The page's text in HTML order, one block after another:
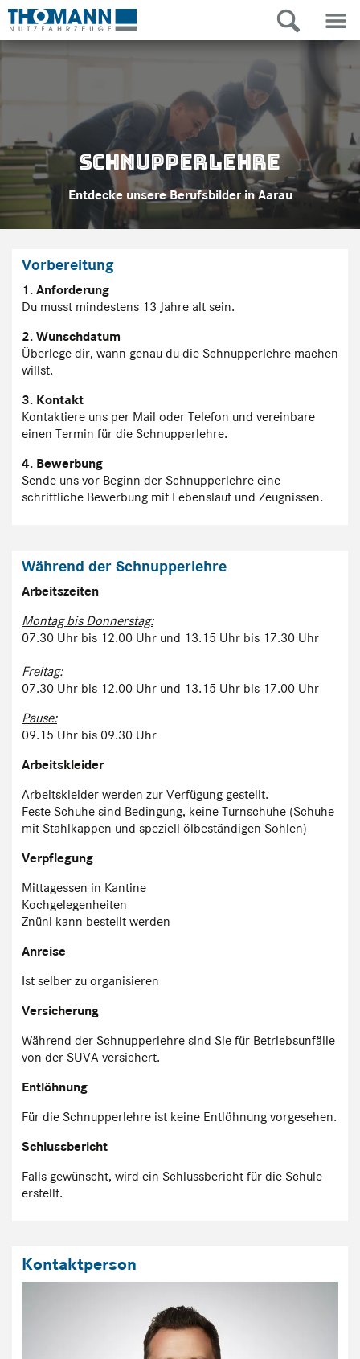
Schnupperlehre
Entdecke unsere Berufsbilder in Aarau
Vorbereitung
1. Anforderung
Du musst mindestens 13 Jahre alt sein.
2. Wunschdatum
Überlege dir, wann genau du die Schnupperlehre machen
willst.
3. Kontakt
Kontaktiere uns per Mail oder Telefon und vereinbare
einen Termin für die Schnupperlehre.
4. Bewerbung
Sende uns vor Beginn der Schnupperlehre eine
schriftliche Bewerbung mit Lebenslauf und Zeugnissen.
Während der Schnupperlehre
Arbeitszeiten
Montag bis Donnerstag:
07.30 Uhr bis 12.00 Uhr und 13.15 Uhr bis 17.30 Uhr
Freitag:
07.30 Uhr bis 12.00 Uhr und 13.15 Uhr bis 17.00 Uhr
Pause:
09.15 Uhr bis 09.30 Uhr
Arbeitskleider
Arbeitskleider werden zur Verfügung gestellt.
Feste Schuhe sind Bedingung, keine Turnschuhe (Schuhe
mit Stahlkappen und speziell ölbeständigen Sohlen)
Verpflegung
Mittagessen in Kantine
Kochgelegenheiten
Znüni kann bestellt werden
Anreise
Ist selber zu organisieren
Versicherung
Während der Schnupperlehre sind Sie für Betriebsunfälle
von der SUVA versichert.
Entlöhnung
Für die Schnupperlehre ist keine Entlöhnung vorgesehen.
Schlussbericht
Falls gewünscht, wird ein Schlussbericht für die Schule
erstellt.
Kontaktperson